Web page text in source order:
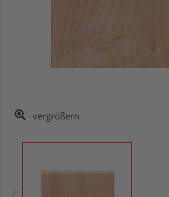
vergrößern